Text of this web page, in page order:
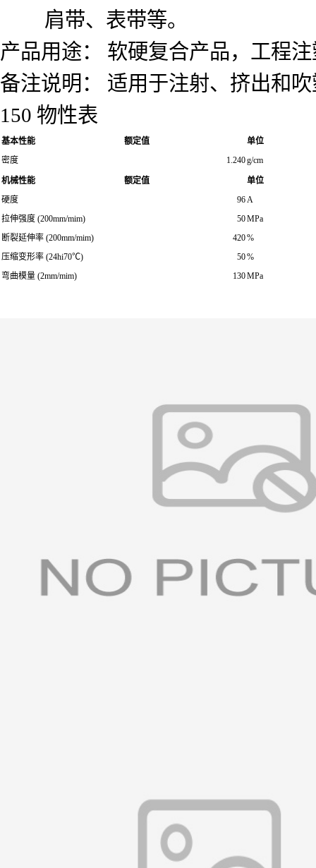
肩带、表带等。
产品用途： 软硬复合产品，工程
备注说明： 适用于注射、挤出和
150 物性表
基本性能 额定值
单位
密度
1.240g/cm
机械性能 额定值
单位
硬度
96A
拉伸强度 (200mm/mim)
50MPa
断裂延伸率 (200mm/mim)
420%
压缩变形率 (24hi70℃)
50%
弯曲模量 (2mm/mim)
130MPa